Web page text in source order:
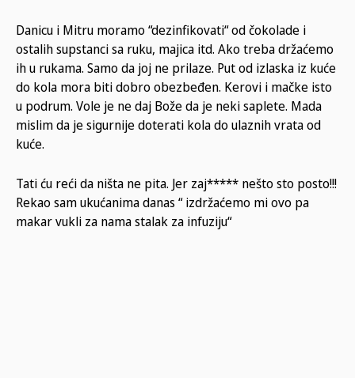
Danicu i Mitru moramo “dezinfikovati“ od čokolade i
ostalih supstanci sa ruku, majica itd. Ako treba držaćemo
ih u rukama. Samo da joj ne prilaze. Put od izlaska iz kuće
do kola mora biti dobro obezbeđen. Kerovi i mačke isto
u podrum. Vole je ne daj Bože da je neki saplete. Mada
mislim da je sigurnije doterati kola do ulaznih vrata od
kuće.
Tati ću reći da ništa ne pita. Jer zaj***** nešto sto posto!!!
Rekao sam ukućanima danas “ izdržaćemo mi ovo pa
makar vukli za nama stalak za infuziju“